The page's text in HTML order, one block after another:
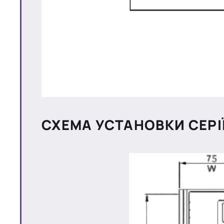
СХЕМА УСТАНОВКИ